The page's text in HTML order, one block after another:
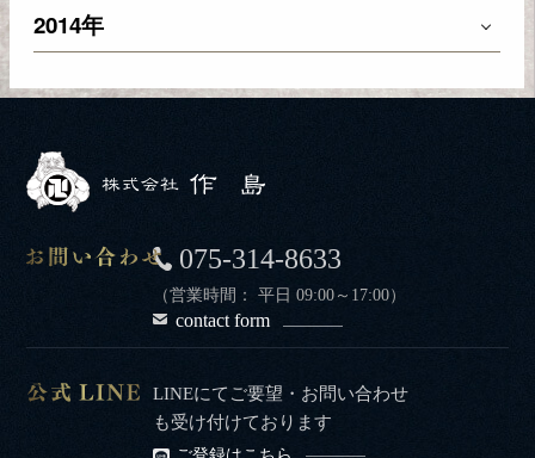
2014年
075-314-8633
（営業時間： 平日 09:00～17:00）
contact form
LINEにてご要望・お問い合わせ
も受け付けております